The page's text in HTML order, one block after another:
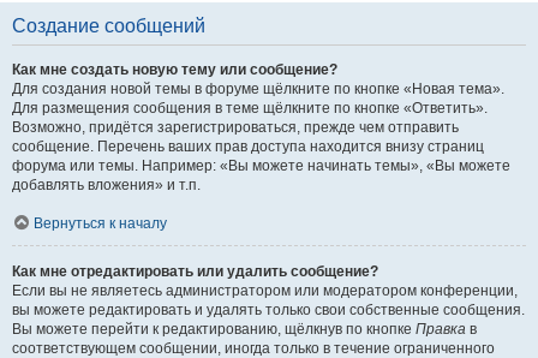
Создание сообщений
Как мне создать новую тему или сообщение?
Для создания новой темы в форуме щёлкните по кнопке «Новая тема».
Для размещения сообщения в теме щёлкните по кнопке «Ответить».
Возможно, придётся зарегистрироваться, прежде чем отправить
сообщение. Перечень ваших прав доступа находится внизу страниц
форума или темы. Например: «Вы можете начинать темы», «Вы можете
добавлять вложения» и т.п.
Вернуться к началу
Как мне отредактировать или удалить сообщение?
Если вы не являетесь администратором или модератором конференции,
вы можете редактировать и удалять только свои собственные сообщения.
Вы можете перейти к редактированию, щёлкнув по кнопке Правка в
соответствующем сообщении, иногда только в течение ограниченного